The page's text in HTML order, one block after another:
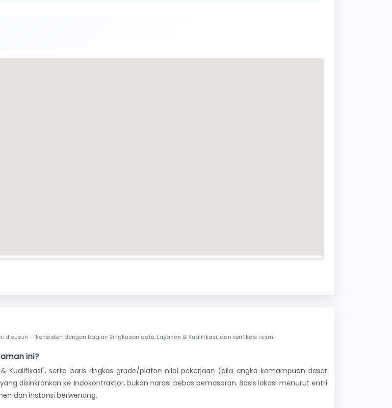
— konsisten dengan bagian Ringkasan data, Layanan & Kualifikasi, dan verifikasi resmi.
ini?
Kualifikasi", serta baris ringkas grade/plafon nilai pekerjaan (bila angka kemampuan dasar
disinkronkan ke Indokontraktor, bukan narasi bebas pemasaran. Basis lokasi menurut entri
dan instansi berwenang.